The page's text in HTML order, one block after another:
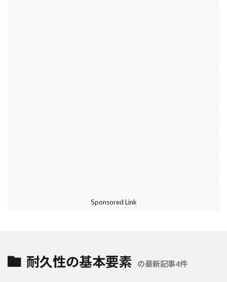
Sponsored Link
耐久性の基本要素 の最新記事4件